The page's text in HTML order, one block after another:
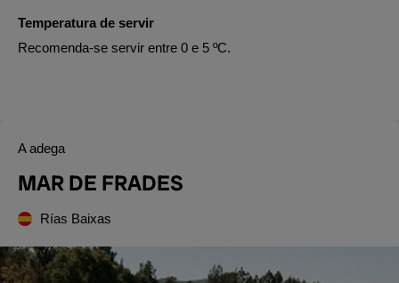
Temperatura de servir
Recomenda-se servir entre 0 e 5 ºC.
A adega
MAR DE FRADES
Rías Baixas